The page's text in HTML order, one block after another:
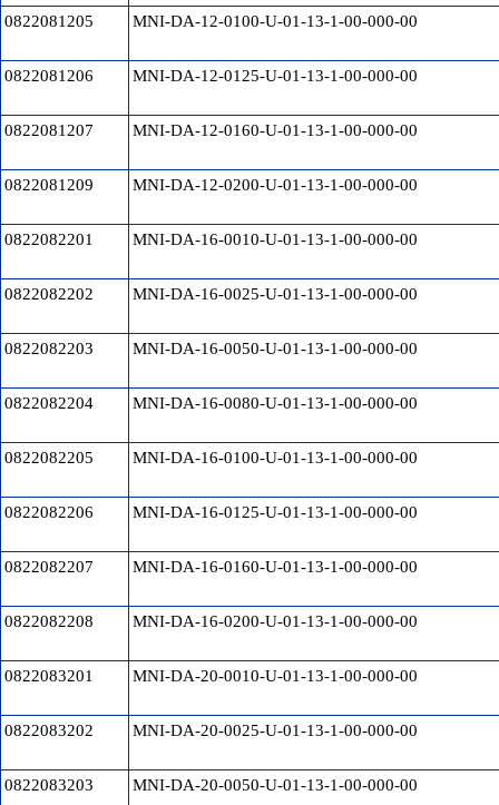
0822081205 MNI-DA-12-0100-U-01-13-1-00-000-00
0822081206 MNI-DA-12-0125-U-01-13-1-00-000-00
0822081207 MNI-DA-12-0160-U-01-13-1-00-000-00
0822081209 MNI-DA-12-0200-U-01-13-1-00-000-00
0822082201 MNI-DA-16-0010-U-01-13-1-00-000-00
0822082202 MNI-DA-16-0025-U-01-13-1-00-000-00
0822082203 MNI-DA-16-0050-U-01-13-1-00-000-00
0822082204 MNI-DA-16-0080-U-01-13-1-00-000-00
0822082205 MNI-DA-16-0100-U-01-13-1-00-000-00
0822082206 MNI-DA-16-0125-U-01-13-1-00-000-00
0822082207 MNI-DA-16-0160-U-01-13-1-00-000-00
0822082208 MNI-DA-16-0200-U-01-13-1-00-000-00
0822083201 MNI-DA-20-0010-U-01-13-1-00-000-00
0822083202 MNI-DA-20-0025-U-01-13-1-00-000-00
0822083203 MNI-DA-20-0050-U-01-13-1-00-000-00